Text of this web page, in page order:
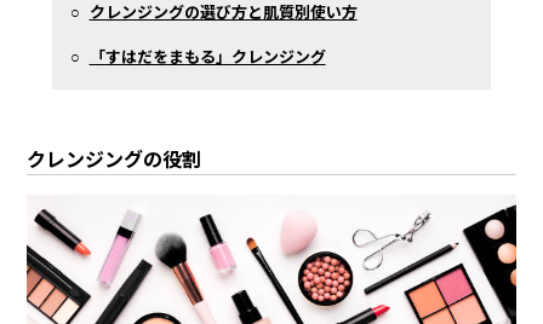
○ クレンジングの選び方と肌質別使い方
○ 「すはだをまもる」クレンジング
クレンジングの役割